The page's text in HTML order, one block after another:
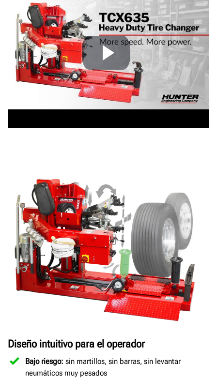
Diseño intuitivo para el operador
Bajo riesgo: sin martillos, sin barras, sin levantar
neumáticos muy pesados